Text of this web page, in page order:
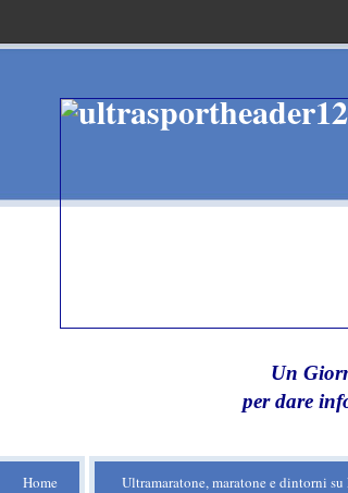
Un
per dare
Home Ultramaratone, maratone e dintorni su